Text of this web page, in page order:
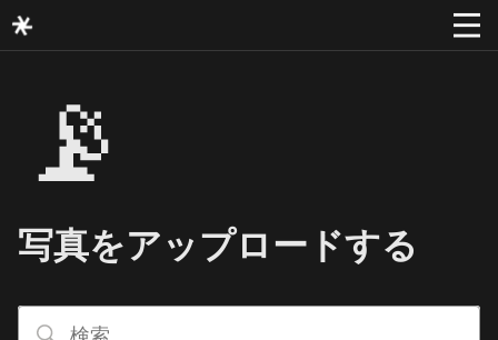
📡
写真をアップロードする